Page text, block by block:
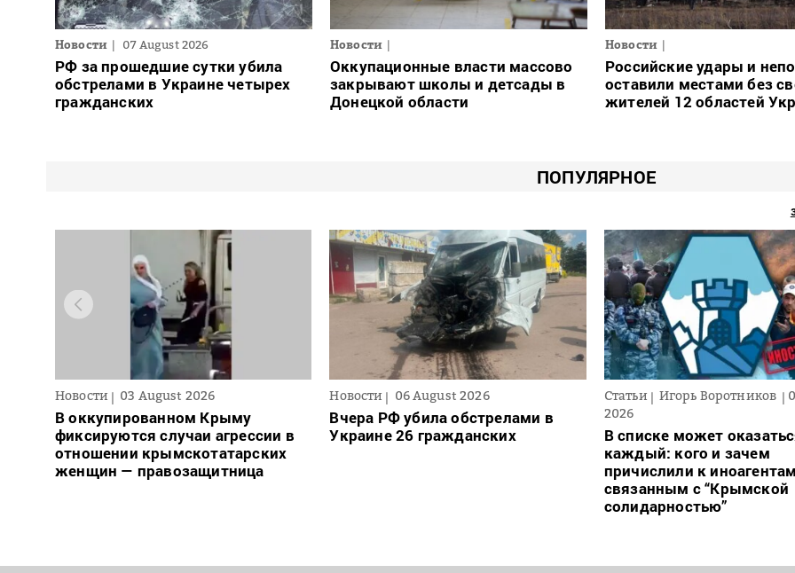
Новости 07 August 2026
РФ за прошедшие сутки убила
обстрелами в Украине четырех
гражданских
Новости
Оккупационные власти массово
закрывают школы и детсады в
Донецкой области
Новости
Российские удары и
оставили местами без
жителей 12 областей
ПОПУЛЯРНОЕ
Новости 03 August 2026
В оккупированном Крыму
фиксируются случаи агрессии в
отношении крымскотатарских
женщин — правозащитница
Новости 06 August 2026
Вчера РФ убила обстрелами в
Украине 26 гражданских
Статьи Игорь Воротников
2026
В списке может
каждый: кого и зачем
причислили к
связанным с “Крымской
солидарностью”